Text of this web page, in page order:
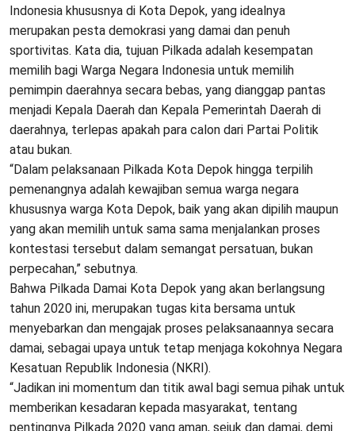
Indonesia khususnya di Kota Depok, yang idealnya
merupakan pesta demokrasi yang damai dan penuh
sportivitas. Kata dia, tujuan Pilkada adalah kesempatan
memilih bagi Warga Negara Indonesia untuk memilih
pemimpin daerahnya secara bebas, yang dianggap pantas
menjadi Kepala Daerah dan Kepala Pemerintah Daerah di
daerahnya, terlepas apakah para calon dari Partai Politik
atau bukan.
“Dalam pelaksanaan Pilkada Kota Depok hingga terpilih
pemenangnya adalah kewajiban semua warga negara
khususnya warga Kota Depok, baik yang akan dipilih maupun
yang akan memilih untuk sama sama menjalankan proses
kontestasi tersebut dalam semangat persatuan, bukan
perpecahan,” sebutnya.
Bahwa Pilkada Damai Kota Depok yang akan berlangsung
tahun 2020 ini, merupakan tugas kita bersama untuk
menyebarkan dan mengajak proses pelaksanaannya secara
damai, sebagai upaya untuk tetap menjaga kokohnya Negara
Kesatuan Republik Indonesia (NKRI).
“Jadikan ini momentum dan titik awal bagi semua pihak untuk
memberikan kesadaran kepada masyarakat, tentang
pentingnya Pilkada 2020 yang aman, sejuk dan damai, demi